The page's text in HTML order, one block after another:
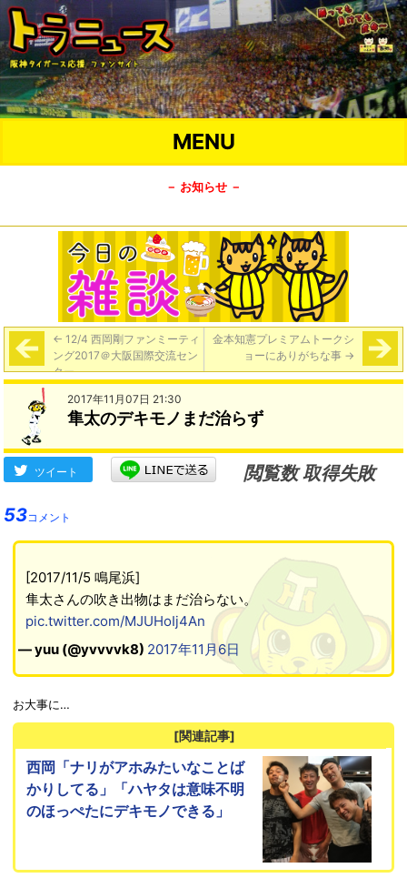
MENU
－ お知らせ －
← 12/4 西岡剛ファンミーティ
ング2017＠大阪国際交流セン
ター
金本知憲プレミアムトークシ
ョー​にありがちな事 →
2017年11月07日 21:30
隼太のデキモノまだ治らず
ツイート
閲覧数 取得失敗
53コメント
[2017/11/5 鳴尾浜]
隼太さんの吹き出物はまだ治らない。
pic.twitter.com/MJUHoIj4An
— yuu (@yvvvvk8) 2017年11月6日
お大事に…
[関連記事]
西岡「ナリがアホみたいなことば
かりしてる」「ハヤタは意味不明
のほっぺたにデキモノできる」